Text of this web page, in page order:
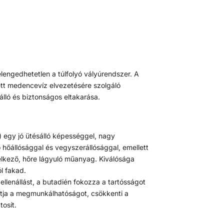
a túlfolyó vályúrendszer. A
medencevíz elvezetésére szolgáló
és biztonságos eltakarása.
jó ütésálló képességgel, nagy
és vegyszerállósággal, emellett
hőre lágyuló műanyag. Kiválósága
fakad.
a butadién fokozza a tartósságot
a megmunkálhatóságot, csökkenti a